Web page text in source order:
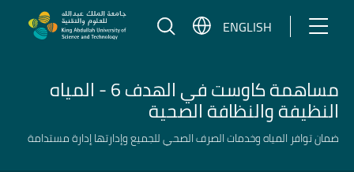
ENGLISH
مساهمة كاوست في الهدف 6 - المياه
النظيفة والنظافة الصحية
ضمان توافر المياه وخدمات الصرف الصحي للجميع وإدارتها إدارة مستدامة